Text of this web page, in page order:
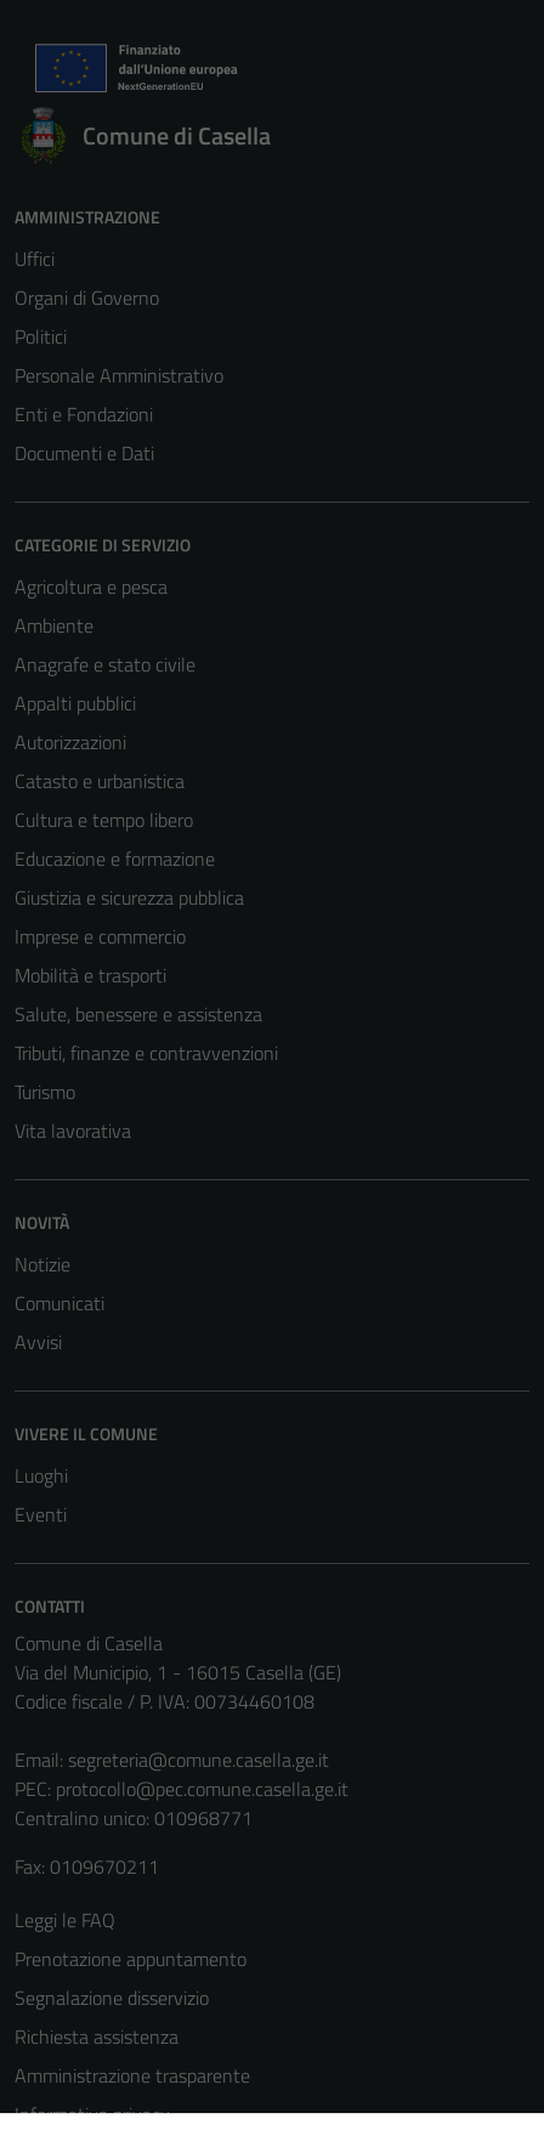
Comune di Casella
AMMINISTRAZIONE
Uffici
Organi di Governo
Politici
Personale Amministrativo
Enti e Fondazioni
Documenti e Dati
CATEGORIE DI SERVIZIO
Agricoltura e pesca
Ambiente
Anagrafe e stato civile
Appalti pubblici
Autorizzazioni
Catasto e urbanistica
Cultura e tempo libero
Educazione e formazione
Giustizia e sicurezza pubblica
Imprese e commercio
Mobilità e trasporti
Salute, benessere e assistenza
Tributi, finanze e contravvenzioni
Turismo
Vita lavorativa
NOVITÀ
Notizie
Comunicati
Avvisi
VIVERE IL COMUNE
Luoghi
Eventi
CONTATTI
Comune di Casella
Via del Municipio, 1 - 16015 Casella (GE)
Codice fiscale / P. IVA: 00734460108
Email: segreteria@comune.casella.ge.it
PEC: protocollo@pec.comune.casella.ge.it
Centralino unico: 010968771
Fax: 0109670211
Leggi le FAQ
Prenotazione appuntamento
Segnalazione disservizio
Richiesta assistenza
Amministrazione trasparente
Informativa privacy